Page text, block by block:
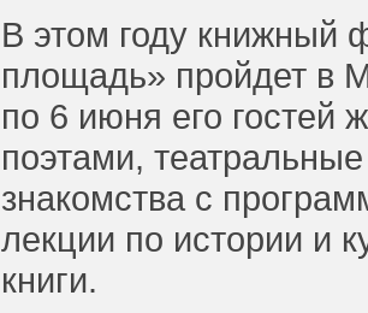
В этом году книжный
площадь» пройдет в
по 6 июня его гостей
поэтами,
знакомства с
лекции по истории и
книги.